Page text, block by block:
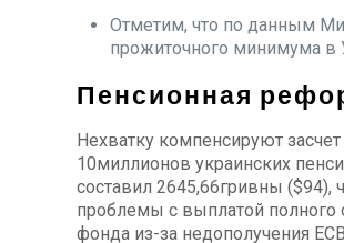
Отметим, что по данным
прожиточного минимума в
Пенсионная
Нехватку компенсируют
10миллионов украинских
составил 2645,66гривны
проблемы с выплатой полного
фонда из-за недополучения